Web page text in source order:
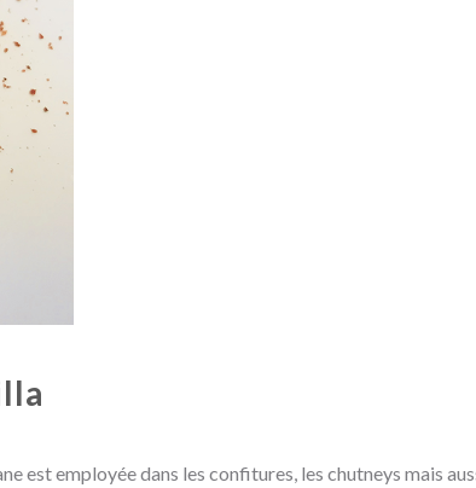
est employée dans les confitures, les chutneys mais